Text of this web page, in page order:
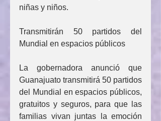
niñas y niños.
Transmitirán 50 partidos del
Mundial en espacios públicos
La gobernadora anunció que
Guanajuato transmitirá 50 partidos
del Mundial en espacios públicos,
gratuitos y seguros, para que las
familias vivan juntas la emoción